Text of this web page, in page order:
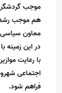
موجب
هم موجب رشد
معاون
در این زمینه
با رعایت
اجتماعی
فراهم شود.